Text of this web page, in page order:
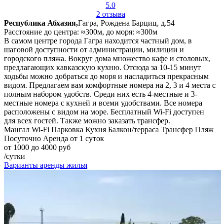
5.0
2 отзыва
Республика Абхазия,Гагра, Рождена Барциц, д.54
Расстояние до центра: ≈300м, до моря: ≈300м
В самом центре города Гагра находится частный дом, в
шаговой доступности от администрации, милиции и
городского пляжа. Вокруг дома множество кафе и столовых,
предлагающих кавказскую кухню. Отсюда за 10-15 минут
ходьбы можно добраться до моря и насладиться прекрасным
видом. Предлагаем вам комфортные номера на 2, 3 и 4 места с
полным набором удобств. Среди них есть 4-местные и 3-
местные номера с кухней и всеми удобствами. Все номера
расположены с видом на море. Бесплатный Wi-Fi доступен
для всех гостей. Также можно заказать трансфер.
Мангал Wi-Fi Парковка Кухня Балкон/терраса Трансфер Пляж
Посуточно Аренда от 1 суток
от 1000 до 4000 руб
/сутки
Варианты аренды жилья